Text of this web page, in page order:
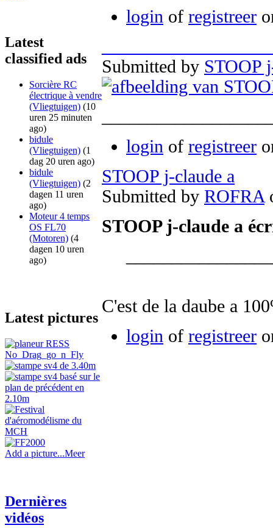
Latest
classified ads
Sorcière RC
électrique à vendre
(Vliegtuigen) (10
uren 25 minuten
ago)
bidule
(Vliegtuigen) (1
dag 20 uren ago)
bidule
(Vliegtuigen) (2
dagen 11 uren
ago)
Moteur 4 temps
OS FL70
(Motoren) (4
dagen 10 uren
ago)
Latest pictures
Add a picture...Meer
Dernières
vidéos
login of registreer
Submitted by STOOP
login of registreer
STOOP j-claude a
Submitted by ROFRA
STOOP j-claude a
C'est de la daube a
login of registreer